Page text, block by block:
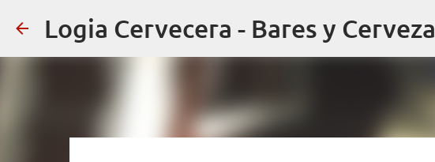
Logia Cervecera - Bares y Cerveza